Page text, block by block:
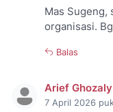
Mas Sugeng,
organisasi.
Balas
Arief Ghozaly
7 April 2026